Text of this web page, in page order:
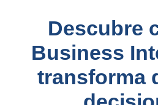
Descubre
Business
transforma